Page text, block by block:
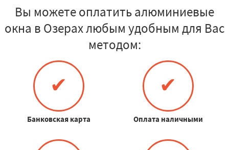
Вы можете оплатить алюминиевые
окна в Озерах любым удобным для Вас
методом:
✔
Банковская карта
✔
Оплата наличными